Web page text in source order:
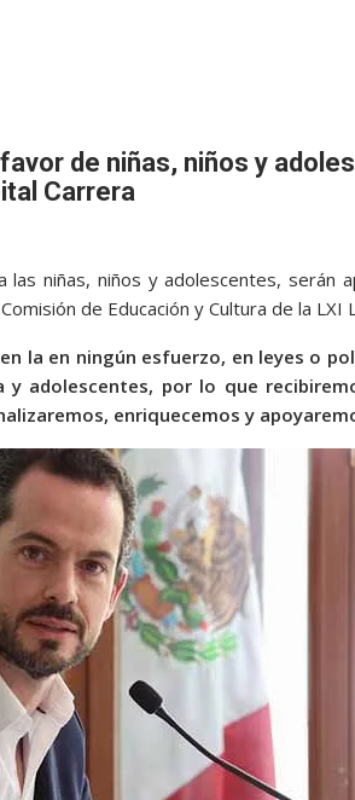
de niñas, niños y
Carrera
niñas, niños y adolescentes, serán
de Educación y Cultura de la LXI
la en ningún esfuerzo, en leyes o
adolescentes, por lo que
enriquecemos y